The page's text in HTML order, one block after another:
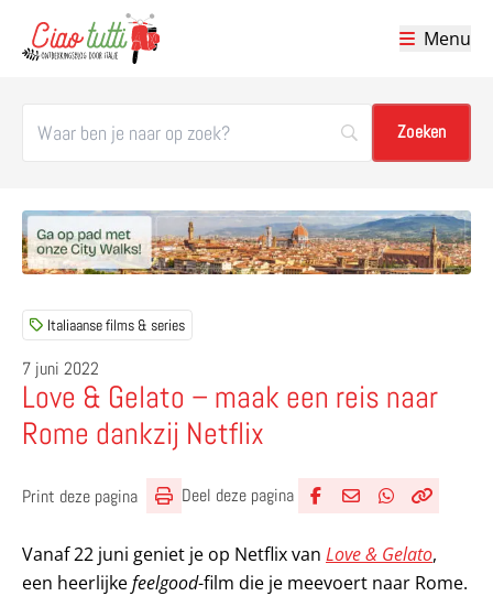
Menu
Italiaanse films & series
7 juni 2022
Love & Gelato – maak een reis naar
Rome dankzij Netflix
Print deze pagina Deel deze pagina
Vanaf 22 juni geniet je op Netflix van Love & Gelato,
een heerlijkefeelgood-film die je meevoert naar Rome.